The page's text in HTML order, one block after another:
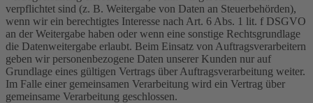
verpflichtet sind (z. B. Weitergabe von Daten an Steuerbehörden),
wenn wir ein berechtigtes Interesse nach Art. 6 Abs. 1 lit. f DSGVO
an der Weitergabe haben oder wenn eine sonstige Rechtsgrundlage
die Datenweitergabe erlaubt. Beim Einsatz von Auftragsverarbeitern
geben wir personenbezogene Daten unserer Kunden nur auf
Grundlage eines gültigen Vertrags über Auftragsverarbeitung weiter.
Im Falle einer gemeinsamen Verarbeitung wird ein Vertrag über
gemeinsame Verarbeitung geschlossen.